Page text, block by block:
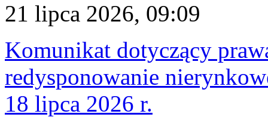
21 lipca 2026, 09:09
Komunikat dotyczący
redysponowanie
18 lipca 2026 r.